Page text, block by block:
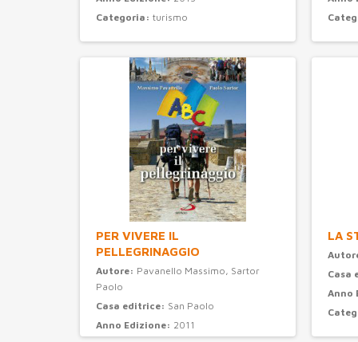
Categoria: turismo
PER VIVERE IL
PELLEGRINAGGIO
Autore: Pavanello Massimo, Sartor
Paolo
Casa editrice: San Paolo
Anno Edizione: 2011
LA
Casa
Anno